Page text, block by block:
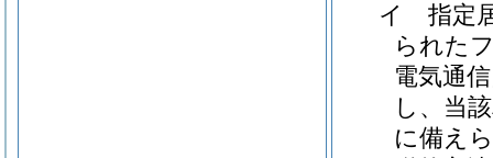
イ
指定
られた
電気通
し、当
に備え